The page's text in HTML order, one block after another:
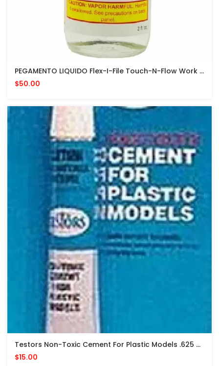
PEGAMENTO LIQUIDO Flex-I-File Touch-N-Flow Work Base And Plast-I-Weld Liquid Cement 2oz
$50.00
Testors Non-Toxic Cement For Plastic Models .625 Oz PEGAMENTO NO TOXICO
$15.00